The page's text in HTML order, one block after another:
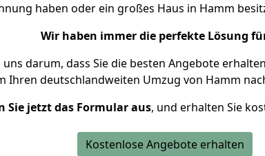
haben oder ein großes Haus in Hamm
Wir haben immer die perfekte Lösung
darum, dass Sie die besten Angebote
Ihren deutschlandweiten Umzug von Hamm
Sie jetzt das Formular aus, und erhalten Sie
Kostenlose Angebote erhalten